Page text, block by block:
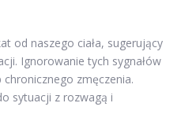
od naszego ciała, sugerujący
Ignorowanie tych sygnałów
zmęczenia.
sytuacji z rozwagą i